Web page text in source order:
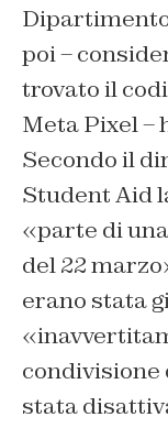
poi –
trovato il
Meta Pixel –
Secondo il
Student Aid
«parte di
del 22
erano stata
condivisione
stata